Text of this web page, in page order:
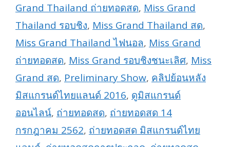
Grand Thailand ถ่ายทอดสด, Miss Grand
Thailand รอบชิง, Miss Grand Thailand สด,
Miss Grand Thailand ไฟนอล, Miss Grand
ถ่ายทอดสด, Miss Grand รอบชิงชนะเลิศ, Miss
Grand สด, Preliminary Show, คลิปย้อนหลัง
มิสแกรนด์ไทยแลนด์ 2016, ดูมิสแกรนด์
ออนไลน์, ถ่ายทอดสด, ถ่ายทอดสด 14
กรกฎาคม 2562, ถ่ายทอดสด มิสแกรนด์ไทย